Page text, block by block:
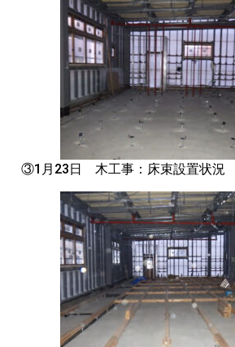
③1月23日 木工事：床束設置状況